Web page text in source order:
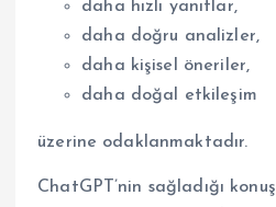
daha hızlı yanıtlar,
daha doğru analizler,
daha kişisel öneriler,
daha doğal etkileşim
üzerine odaklanmaktadır.
ChatGPT’nin sağladığı